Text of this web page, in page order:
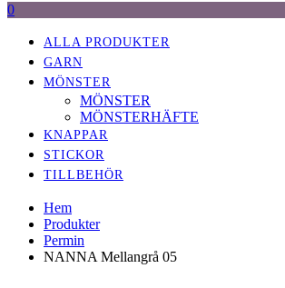
0
ALLA PRODUKTER
GARN
MÖNSTER
MÖNSTER
MÖNSTERHÄFTE
KNAPPAR
STICKOR
TILLBEHÖR
Hem
Produkter
Permin
NANNA Mellangrå 05